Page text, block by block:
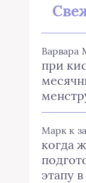
Варвара
при
Марк к
когда
этапу